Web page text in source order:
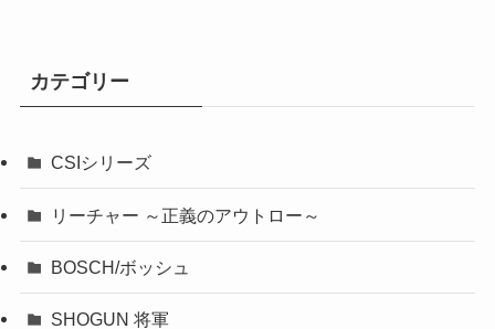
カテゴリー
CSIシリーズ
リーチャー ～正義のアウトロー～
BOSCH/ボッシュ
SHOGUN 将軍